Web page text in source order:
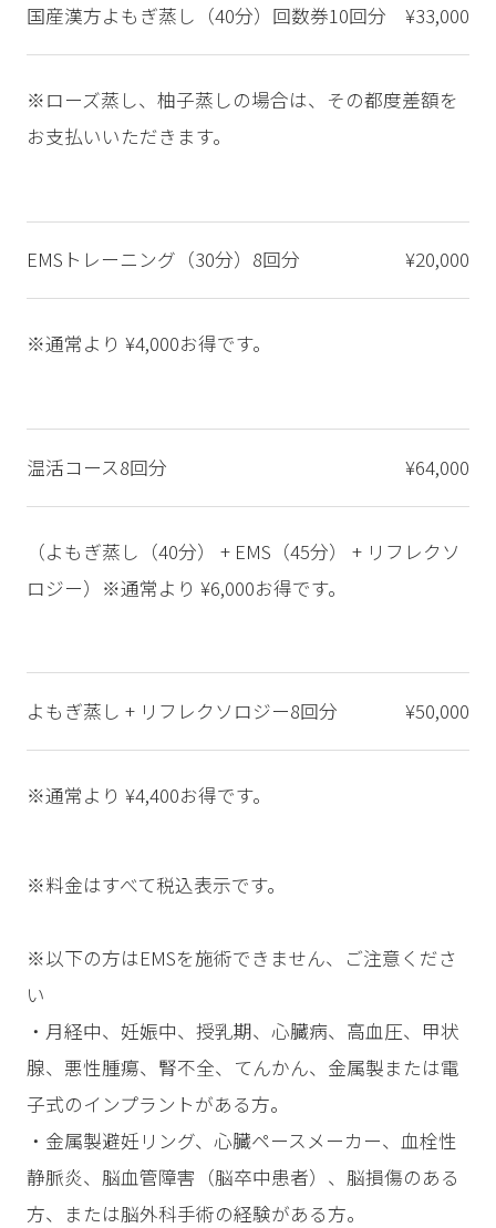
国産漢方よもぎ蒸し（40分）回数券10回分 ¥33,000
※ローズ蒸し、柚子蒸しの場合は、その都度差額を
お支払いいただきます。
EMSトレーニング（30分）8回分 ¥20,000
※通常より ¥4,000お得です。
温活コース8回分 ¥64,000
（よもぎ蒸し（40分） + EMS（45分） + リフレクソ
ロジー）※通常より ¥6,000お得です。
よもぎ蒸し + リフレクソロジー8回分 ¥50,000
※通常より ¥4,400お得です。
※料金はすべて税込表示です。
※以下の方はEMSを施術できません、ご注意くださ
い
・月経中、妊娠中、授乳期、心臓病、高血圧、甲状
腺、悪性腫瘍、腎不全、てんかん、金属製または電
子式のインプラントがある方。
・金属製避妊リング、心臓ペースメーカー、血栓性
静脈炎、脳血管障害（脳卒中患者）、脳損傷のある
方、または脳外科手術の経験がある方。